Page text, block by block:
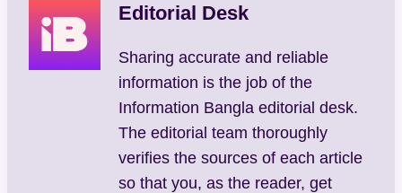
Editorial Desk
Sharing accurate and reliable
information is the job of the
Information Bangla editorial desk.
The editorial team thoroughly
verifies the sources of each article
so that you, as the reader, get